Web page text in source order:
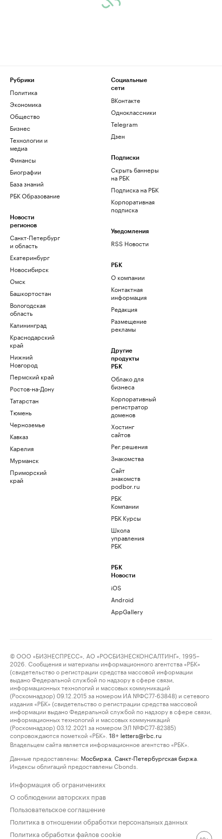
Рубрики
Политика
Экономика
Общество
Бизнес
Технологии и
медиа
Финансы
Биографии
База знаний
РБК Образование
Новости
регионов
Санкт-Петербург
и область
Екатеринбург
Новосибирск
Омск
Башкортостан
Вологодская
область
Калининград
Краснодарский
край
Нижний
Новгород
Пермский край
Ростов-на-Дону
Татарстан
Тюмень
Черноземье
Кавказ
Карелия
Мурманск
Приморский
край
Социальные
сети
ВКонтакте
Одноклассники
Telegram
Дзен
Подписки
Скрыть баннеры
на РБК
Подписка на РБК
Корпоративная
подписка
Уведомления
RSS Новости
РБК
О компании
Контактная
информация
Редакция
Размещение
рекламы
Другие
продукты
РБК
Облако для
бизнеса
Корпоративный
регистратор
доменов
Хостинг
сайтов
Рег.решения
Знакомства
Сайт
знакомств
podbor.ru
РБК
Компании
РБК Курсы
Школа
управления
РБК
РБК
Новости
iOS
Android
AppGallery
© ООО «БИЗНЕСПРЕСС», АО «РОСБИЗНЕСКОНСАЛТИНГ», 1995–
2026. Сообщения и материалы информационного агентства «РБК»
(свидетельство о регистрации средства массовой информации
выдано Федеральной службой по надзору в сфере связи,
информационных технологий и массовых коммуникаций
(Роскомнадзор) 09.12.2015 за номером ИА №ФС77-63848) и сетевого
издания «РБК» (свидетельство о регистрации средства массовой
информации выдано Федеральной службой по надзору в сфере связи,
информационных технологий и массовых коммуникаций
(Роскомнадзор) 03.12.2021 за номером ЭЛ №ФС77-82385)
сопровождаются пометкой «РБК».
18+ letters@rbc.ru
Владельцем сайта является информационное агентство «РБК».
Данные предоставлены: Мосбиржа Санкт-Петербургская биржа
Индексы облигаций предоставлены Cbonds.
Информация об ограничениях
О соблюдении авторских прав
Пользовательское соглашение
Политика в отношении обработки персональных данных
Политика обработки файлов cookie